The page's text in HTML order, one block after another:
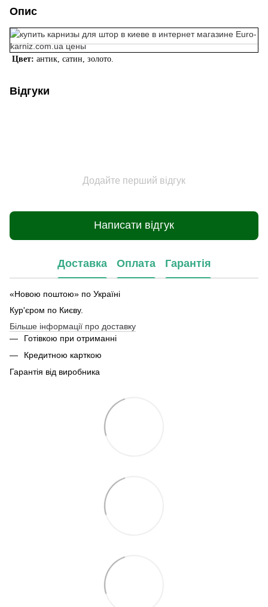
Опис
Цвет: антик, сатин, золото.
Відгуки
Додайте перший відгук
Написати відгук
Доставка Оплата Гарантія
«Новою поштою» по Україні
Кур'єром по Києву.
Більше інформації про доставку
Готівкою при отриманні
Кредитною карткою
Гарантія від виробника